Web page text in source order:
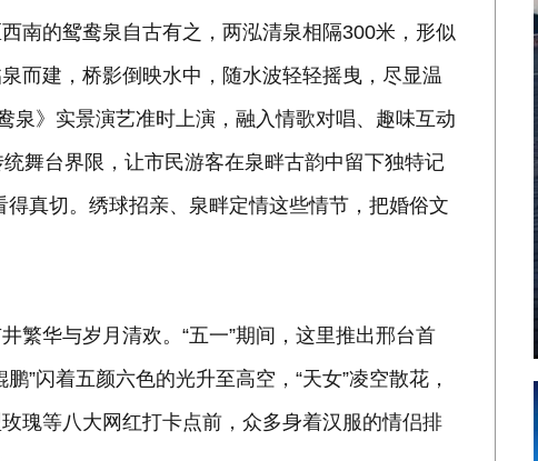
南的鸳鸯泉自古有之，两泓清泉相隔300米，形似
而建，桥影倒映水中，随水波轻轻摇曳，尽显温
泉》实景演艺准时上演，融入情歌对唱、趣味互动
舞台界限，让市民游客在泉畔古韵中留下独特记
真切。绣球招亲、泉畔定情这些情节，把婚俗文
繁华与岁月清欢。“五一”期间，这里推出邢台首
”闪着五颜六色的光升至高空，“天女”凌空散花，
瑰等八大网红打卡点前，众多身着汉服的情侣排